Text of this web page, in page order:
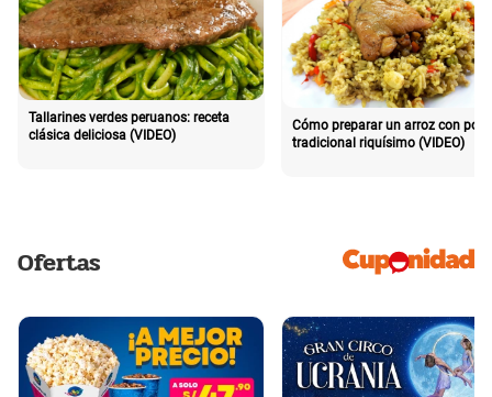
Tallarines verdes peruanos: receta
clásica deliciosa (VIDEO)
Cómo preparar un arroz con pollo
tradicional riquísimo (VIDEO)
Ofertas